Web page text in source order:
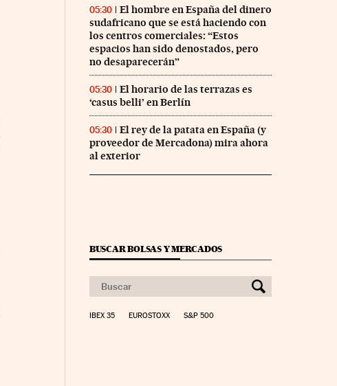
05:30
El hombre en España del dinero
sudafricano que se está haciendo con
los centros comerciales: “Estos
espacios han sido denostados, pero
no desaparecerán”
05:30
El horario de las terrazas es
‘casus belli’ en Berlín
05:30
El rey de la patata en España (y
proveedor de Mercadona) mira ahora
al exterior
BUSCAR BOLSAS Y MERCADOS
IBEX 35 EUROSTOXX S&P 500